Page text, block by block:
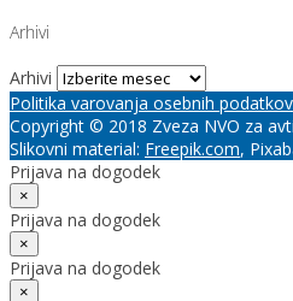
Arhivi
Arhivi
Politika varovanja osebnih podatkov
Copyright © 2018 Zveza NVO za
Slikovni material: Freepik.com,
Prijava na dogodek
×
Prijava na dogodek
×
Prijava na dogodek
×